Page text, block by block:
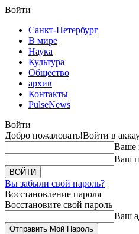
Войти
Санкт-Петербург
В мире
Наука
Культура
Общество
архив
Контакты
PulseNews
Войти
Добро пожаловать!Войти в
Ваше
Ваш
Вы забыли свой пароль?
Восстановление пароля
Восстановите свой пароль
Ваш